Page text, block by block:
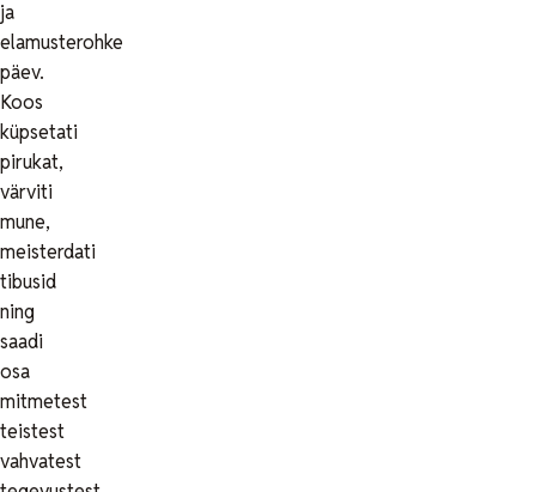
ja
elamusterohke
päev.
Koos
küpsetati
pirukat,
värviti
mune,
meisterdati
tibusid
ning
saadi
osa
mitmetest
teistest
vahvatest